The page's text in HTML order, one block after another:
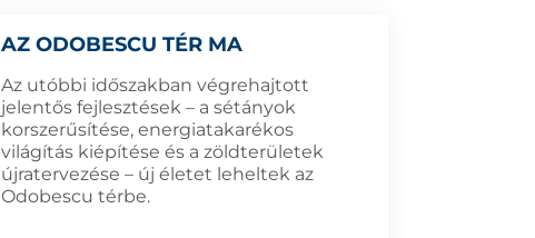
AZ ODOBESCU TÉR MA
Az utóbbi időszakban végrehajtott
jelentős fejlesztések – a sétányok
korszerűsítése, energiatakarékos
világítás kiépítése és a zöldterületek
újratervezése – új életet leheltek az
Odobescu térbe.